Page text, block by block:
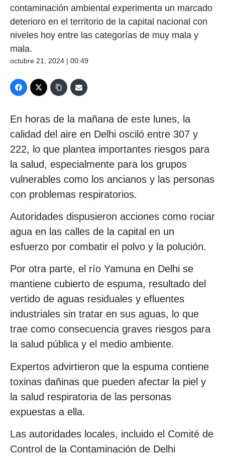
contaminación ambiental experimenta un marcado
deterioro en el territorio de la capital nacional con
niveles hoy entre las categorías de muy mala y
mala.
octubre 21, 2024 | 00:49
En horas de la mañana de este lunes, la
calidad del aire en Delhi osciló entre 307 y
222, lo que plantea importantes riesgos para
la salud, especialmente para los grupos
vulnerables como los ancianos y las personas
con problemas respiratorios.
Autoridades dispusieron acciones como rociar
agua en las calles de la capital en un
esfuerzo por combatir el polvo y la polución.
Por otra parte, el río Yamuna en Delhi se
mantiene cubierto de espuma, resultado del
vertido de aguas residuales y efluentes
industriales sin tratar en sus aguas, lo que
trae como consecuencia graves riesgos para
la salud pública y el medio ambiente.
Expertos advirtieron que la espuma contiene
toxinas dañinas que pueden afectar la piel y
la salud respiratoria de las personas
expuestas a ella.
Las autoridades locales, incluido el Comité de
Control de la Contaminación de Delhi